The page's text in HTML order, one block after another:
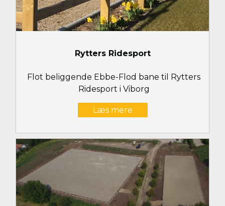
Rytters Ridesport
Flot beliggende Ebbe-Flod bane til Rytters
Ridesport i Viborg
Læs mere